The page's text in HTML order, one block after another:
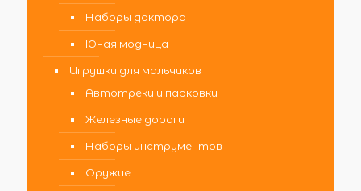
Наборы доктора
Юная модница
Игрушки для мальчиков
Автотреки и парковки
Железные дороги
Наборы инструментов
Оружие